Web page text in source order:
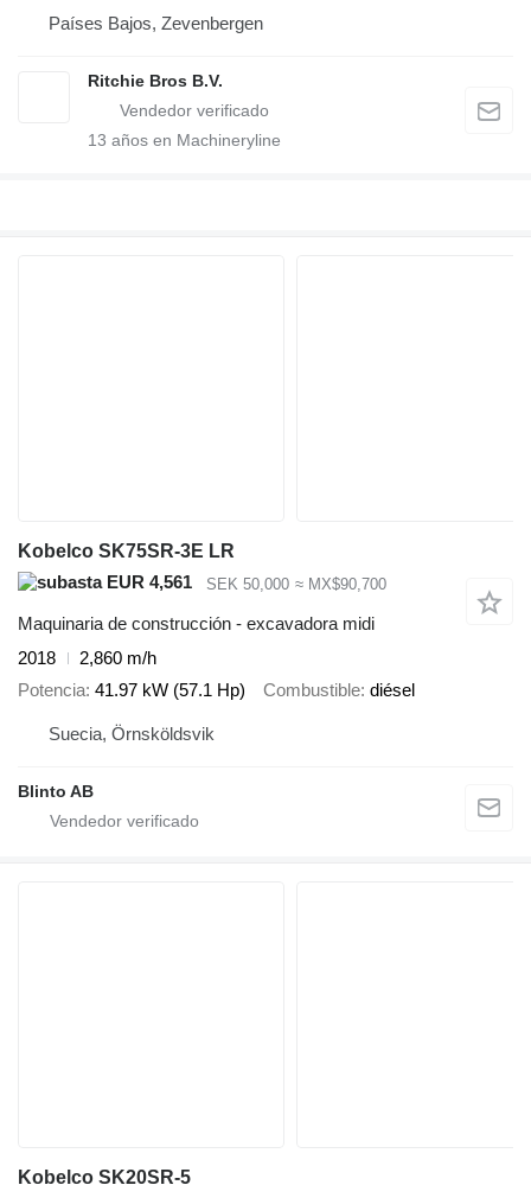
Países Bajos, Zevenbergen
Ritchie Bros B.V.
13 años en Machineryline
Kobelco SK75SR-3E LR
EUR 4,561
SEK 50,000 ≈ MX$90,700
Maquinaria de construcción - excavadora midi
2018
2,860 m/h
Potencia 41.97 kW (57.1 Hp) Combustible diésel
Suecia, Örnsköldsvik
Blinto AB
Kobelco SK20SR-5